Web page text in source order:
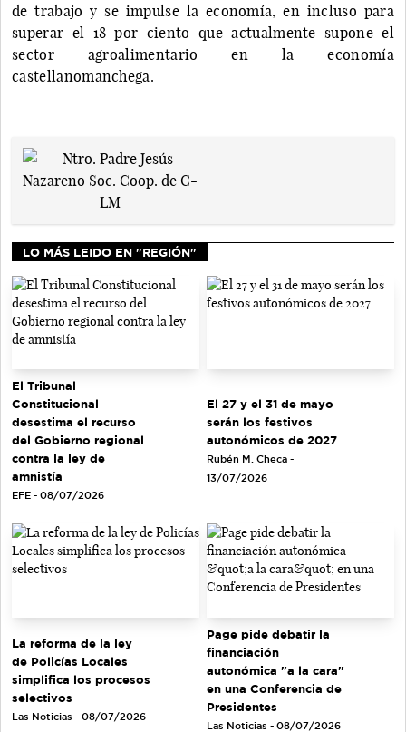
de trabajo y se impulse la economía, en incluso para
superar el 18 por ciento que actualmente supone el
sector agroalimentario en la economía
castellanomanchega.
LO MÁS LEIDO EN "REGIÓN"
El Tribunal
Constitucional
desestima el recurso
del Gobierno regional
contra la ley de
amnistía
EFE - 08/07/2026
El 27 y el 31 de mayo
serán los festivos
autonómicos de 2027
Rubén M. Checa -
13/07/2026
La reforma de la ley
de Policías Locales
simplifica los procesos
selectivos
Las Noticias - 08/07/2026
Page pide debatir la
financiación
autonómica "a la cara"
en una Conferencia de
Presidentes
Las Noticias - 08/07/2026